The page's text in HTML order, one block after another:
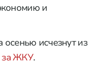
и
исчезнут из
за ЖКУ.